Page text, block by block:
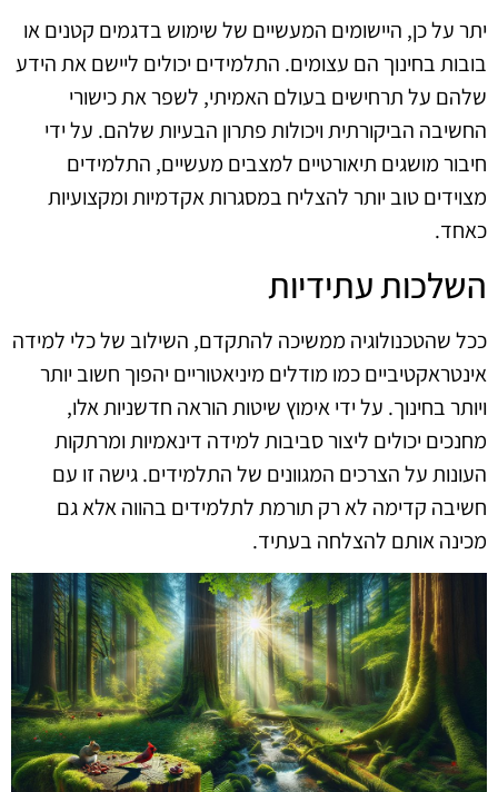
יתר על כן, היישומים המעשיים של שימוש בדגמים קטנים או
בובות בחינוך הם עצומים. התלמידים יכולים ליישם את הידע
שלהם על תרחישים בעולם האמיתי, לשפר את כישורי
החשיבה הביקורתית ויכולות פתרון הבעיות שלהם. על ידי
חיבור מושגים תיאורטיים למצבים מעשיים, התלמידים
מצוידים טוב יותר להצליח במסגרות אקדמיות ומקצועיות
כאחד.
השלכות עתידיות
ככל שהטכנולוגיה ממשיכה להתקדם, השילוב של כלי למידה
אינטראקטיביים כמו מודלים מיניאטוריים יהפוך חשוב יותר
ויותר בחינוך. על ידי אימוץ שיטות הוראה חדשניות אלו,
מחנכים יכולים ליצור סביבות למידה דינאמיות ומרתקות
העונות על הצרכים המגוונים של התלמידים. גישה זו עם
חשיבה קדימה לא רק תורמת לתלמידים בהווה אלא גם
מכינה אותם להצלחה בעתיד.